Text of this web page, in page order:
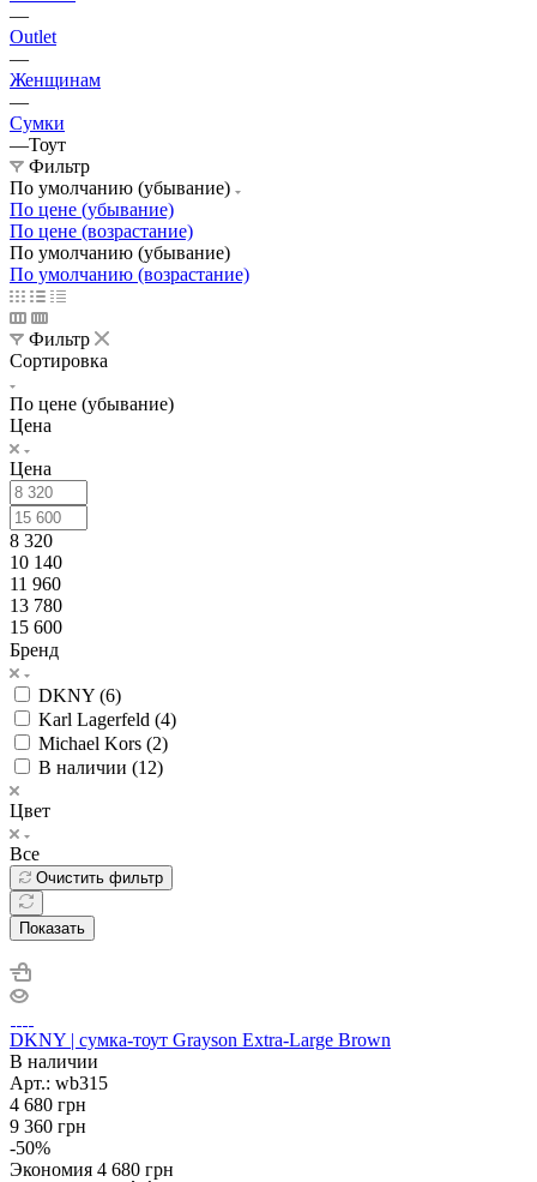
—
Outlet
—
Женщинам
—
Сумки
—Тоут
Фильтр
По умолчанию (убывание)
По цене (убывание)
По цене (возрастание)
По умолчанию (убывание)
По умолчанию (возрастание)
Фильтр
Сортировка
По цене (убывание)
Цена
Цена
8 320
10 140
11 960
13 780
15 600
Бренд
DKNY (6)
Karl Lagerfeld (4)
Michael Kors (2)
В наличии (12)
Цвет
Все
Очистить фильтр
Показать
DKNY | сумка-тоут Grayson Extra-Large Brown
В наличии
Арт.: wb315
4 680 грн
9 360 грн
-50%
Экономия 4 680 грн